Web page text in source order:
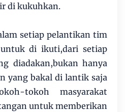
di kukuhkan.
setiap pelantikan tim
untuk di ikuti,dari setiap
diadakan,bukan hanya
yang bakal di lantik saja
tokoh masyarakat
untuk memberikan